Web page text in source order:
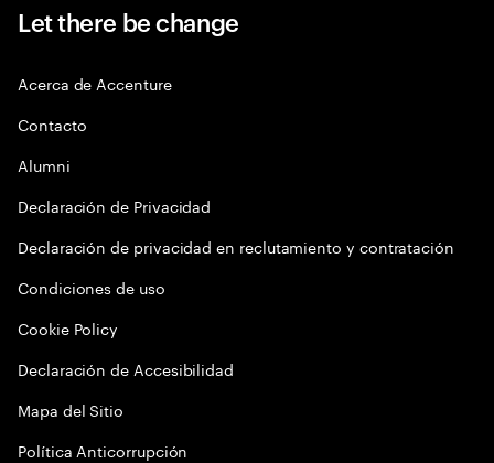
Let there be change
Acerca de Accenture
Contacto
Alumni
Declaración de Privacidad
Declaración de privacidad en reclutamiento y contratación
Condiciones de uso
Cookie Policy
Declaración de Accesibilidad
Mapa del Sitio
Política Anticorrupción